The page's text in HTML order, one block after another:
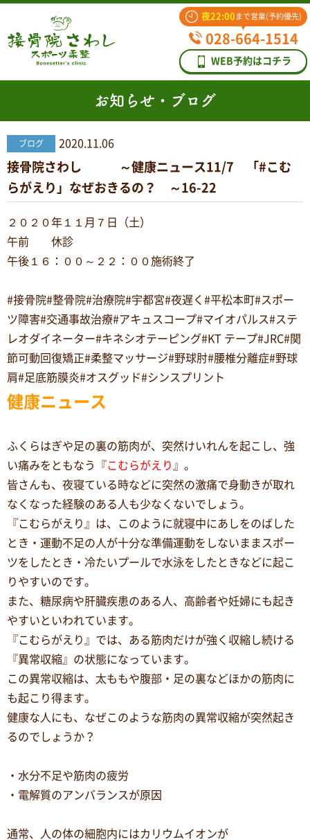
夜22:00 まで営業(予約優先)
028-664-1514
WEB予約はコチラ
お知らせ・ブログ
ブログ 2020.11.06
接骨院さわし ～健康ニュース11/7 「#こむ
らがえり」なぜおきるの？ ～16-22
２０２０年１１月７日（土）
午前 休診
午後１６：００～２２：００施術終了
#接骨院#整骨院#治療院#宇都宮#夜遅く#平松本町#スポー
ツ障害#交通事故治療#アキュスコープ#マイオパルス#ステ
レオダイネーター#キネシオテーピング#KT テープ#JRC#関
節可動回復矯正#柔整マッサージ#野球肘#腰椎分離症#野球
肩#足底筋膜炎#オスグッド#シンスプリント
健康ニュース
ふくらはぎや足の裏の筋肉が、突然けいれんを起こし、強
い痛みをともなう『こむらがえり 』。
皆さんも、夜寝ている時などに突然の激痛で身動きが取れ
なくなった経験のある人も少なくないでしょう。
『こむらがえり』は、このように就寝中にあしをのばした
とき・運動不足の人が十分な準備運動をしないままスポー
ツをしたとき・冷たいプールで水泳をしたときなどに起こ
りやすいのです。
また、糖尿病や肝臓疾患のある人、高齢者や妊婦にも起き
やすいといわれています。
『こむらがえり』では、ある筋肉だけが強く収縮し続ける
『異常収縮』の状態になっています。
この異常収縮は、太ももや腹部・足の裏などほかの筋肉に
も起こり得ます。
健康な人にも、なぜこのような筋肉の異常収縮が突然起き
るのでしょうか？
・水分不足や筋肉の疲労
・電解質のアンバランスが原因
通常、人の体の細胞内にはカリウムイオンが